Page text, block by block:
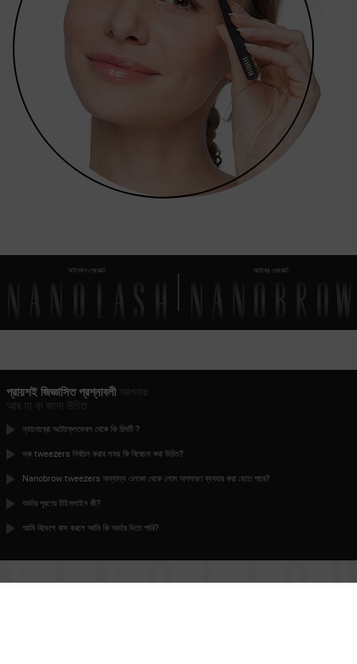
আইল্যাশ প্রোডাক্ট আইব্রো প্রোডাক্ট
প্রায়শই জিজ্ঞাসিত প্রশ্নাবলীআপনার
আর যা যা জানা উচিত
ন্যানোব্রো অটোক্লেভেবল থেকে কি চিমটি ?
ভ্রু tweezers নির্বাচন করার সময় কি বিবেচনা করা উচিত?
Nanobrow tweezers অন্যান্য এলাকা থেকে লোম অপসারণ ব্যবহার করা যেতে পারে?
অর্ডার পূরণের টাইমলাইন কী?
আমি বিদেশে বাস করলে আমি কি অর্ডার দিতে পারি?